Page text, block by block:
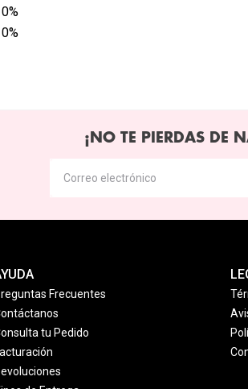
0%
0%
¡NO TE PIERDAS DE
Frecuentes
tu Pedido